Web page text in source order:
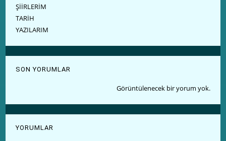
ŞİİRLERİM
TARİH
YAZILARIM
SON YORUMLAR
Görüntülenecek bir yorum yok.
YORUMLAR